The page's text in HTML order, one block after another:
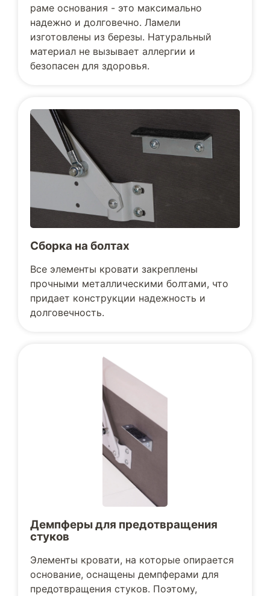
раме основания - это максимально
надежно и долговечно. Ламели
изготовлены из березы. Натуральный
материал не вызывает аллергии и
безопасен для здоровья.
Сборка на болтах
Все элементы кровати закреплены
прочными металлическими болтами, что
придает конструкции надежность и
долговечность.
Демпферы для предотвращения
стуков
Элементы кровати, на которые опирается
основание, оснащены демпферами для
предотвращения стуков. Поэтому,